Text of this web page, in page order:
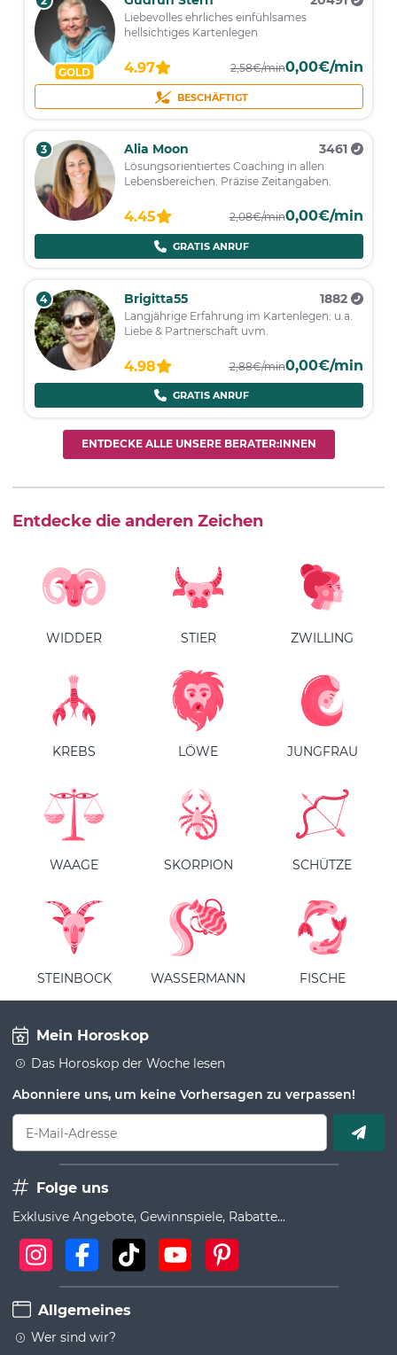
GOLD
Liebevolles ehrliches einfühlsames
hellsichtiges Kartenlegen
4.97 2,58€/min0,00€/min
BESCHÄFTIGT
3 Alia Moon 3461
Lösungsorientiertes Coaching in allen
Lebensbereichen. Präzise Zeitangaben.
4.45 2,08€/min0,00€/min
GRATIS ANRUF
4 Brigitta55 1882
Langjährige Erfahrung im Kartenlegen: u.a.
Liebe & Partnerschaft uvm.
4.98 2,88€/min0,00€/min
GRATIS ANRUF
ENTDECKE ALLE UNSERE BERATER:INNEN
Entdecke die anderen Zeichen
WIDDER STIER ZWILLING
KREBS LÖWE JUNGFRAU
WAAGE SKORPION SCHÜTZE
STEINBOCK WASSERMANN FISCHE
Mein Horoskop
Das Horoskop der Woche lesen
Abonniere uns, um keine Vorhersagen zu verpassen!
E-Mail-Adresse
Folge uns
Exklusive Angebote, Gewinnspiele, Rabatte...
Allgemeines
Wer sind wir?